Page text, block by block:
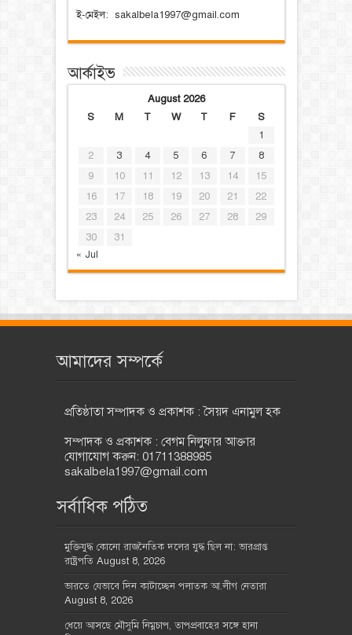
ই-মেইল: sakalbela1997@gmail.com
আর্কাইভ
August 2026
S
M T W T F
S
1
2
3 4 5 6 7
8
9
10 11 12 13 14
15
16
17 18 19 20 21
22
23
24 25 26 27 28
29
30
31
« Jul
আমাদের সম্পর্কে
প্রতিষ্ঠাতা সম্পাদক ও প্রকাশক : সৈয়দ এনামুল হক
সম্পাদক ও প্রকাশক : বেগম নিলুফার আক্তার
যোগাযোগ করুন: 01711388985
sakalbela1997@gmail.com
সর্বাধিক পঠিত
মুক্তিযুদ্ধ কোনো রাজনৈতিক দলের যুদ্ধ ছিল না: ভারপ্রাপ্ত
রাষ্ট্রপতি August 8, 2026
ভারতে যেভাবে দিন কাটাচ্ছেন পলাতক আ.লীগ নেতারা
August 8, 2026
ধেয়ে আসছে মৌসুমি নিম্নচাপ, তাপপ্রবাহের সঙ্গে হানা